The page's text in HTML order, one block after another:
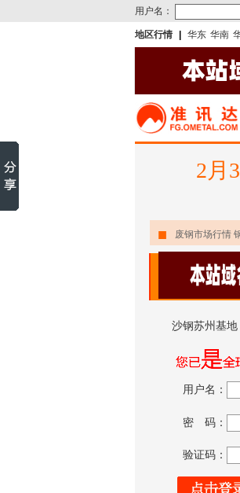
用户名：
地区行情 华东 华南
2月
■ 废钢市场行情
沙钢苏州基
用户名：
密 码：
验证码：